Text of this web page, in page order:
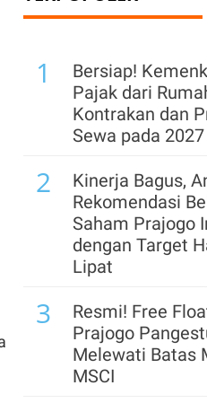
1
Bersiap!
Pajak dari
Kontrakan dan
Sewa pada 2027
2
Kinerja Bagus,
Rekomendasi
Saham Prajogo
dengan Target
Lipat
3
Resmi! Free
Prajogo
Melewati Batas
MSCI